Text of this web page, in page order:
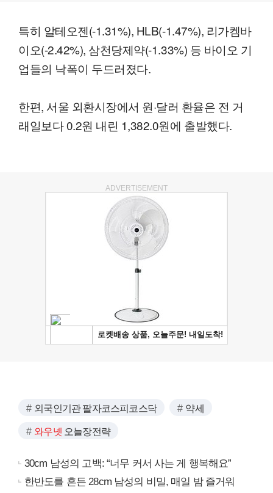
특히 알테오젠(-1.31%), HLB(-1.47%), 리가켐바
이오(-2.42%), 삼천당제약(-1.33%) 등 바이오 기
업들의 낙폭이 두드러졌다.
한편, 서울 외환시장에서 원·달러 환율은 전 거
래일보다 0.2원 내린 1,382.0원에 출발했다.
ADVERTISEMENT
외국인기관 팔자코스피코스닥 약세
와우넷 오늘장전략
30cm 남성의 고백: “너무 커서 사는 게 행복해요”
한반도를 흔든 28cm 남성의 비밀, 매일 밤 즐거워